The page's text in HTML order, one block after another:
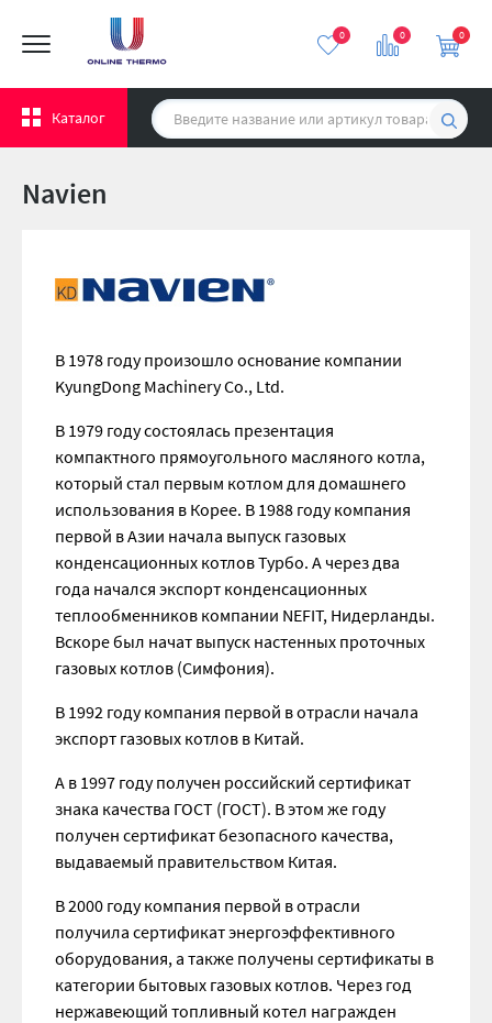
0 0
Каталог
0
Navien
В 1978 году произошло основание компании
KyungDong Machinery Co., Ltd.
В 1979 году состоялась презентация
компактного прямоугольного масляного котла,
который стал первым котлом для домашнего
использования в Корее. В 1988 году компания
первой в Азии начала выпуск газовых
конденсационных котлов Турбо. А через два
года начался экспорт конденсационных
теплообменников компании NEFIT, Нидерланды.
Вскоре был начат выпуск настенных проточных
газовых котлов (Симфония).
В 1992 году компания первой в отрасли начала
экспорт газовых котлов в Китай.
А в 1997 году получен российский сертификат
знака качества ГОСТ (ГОСТ). В этом же году
получен сертификат безопасного качества,
выдаваемый правительством Китая.
В 2000 году компания первой в отрасли
получила сертификат энергоэффективного
оборудования, а также получены сертификаты в
категории бытовых газовых котлов. Через год
нержавеющий топливный котел награжден